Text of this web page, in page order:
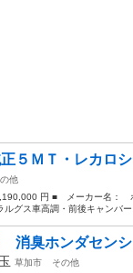
５ＭＴ・レカロ
他
円 ■ メーカー名：
ス車高調・前後キャンバー
消臭ホンダセン
草加市
その他